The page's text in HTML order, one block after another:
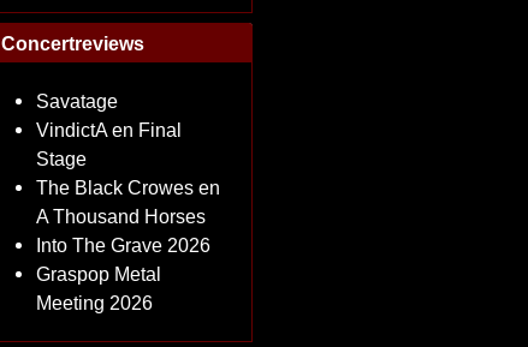
Concertreviews
Savatage
VindictA en Final
Stage
The Black Crowes en
A Thousand Horses
Into The Grave 2026
Graspop Metal
Meeting 2026